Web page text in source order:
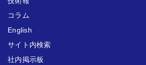
コラム
English
サイト内検索
社内掲示板